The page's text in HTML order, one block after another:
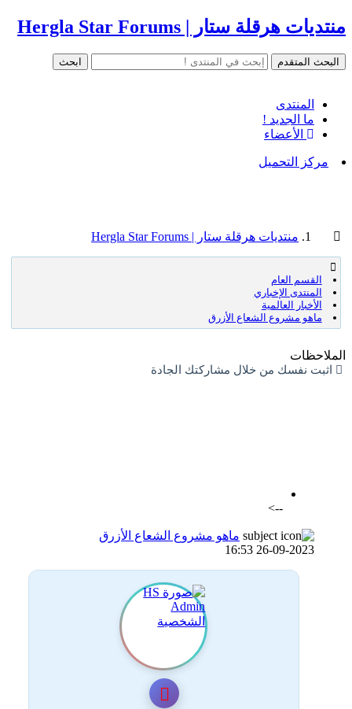
منتديات هرقلة ستار | Hergla Star Forums
المنتدى
ما الجديد !
الأعضاء
مركز التحميل
منتديات هرقلة ستار | Hergla Star Forums
القسم العام
المنتدى الإخباري
الأخبار العالمية
ماهو مشروع الشعاع الأزرق
الملاحظات
اثبت نفسك من خلال مشاركتك الجادة
-->
ماهو مشروع الشعاع الأزرق
26-09-2023 16:53